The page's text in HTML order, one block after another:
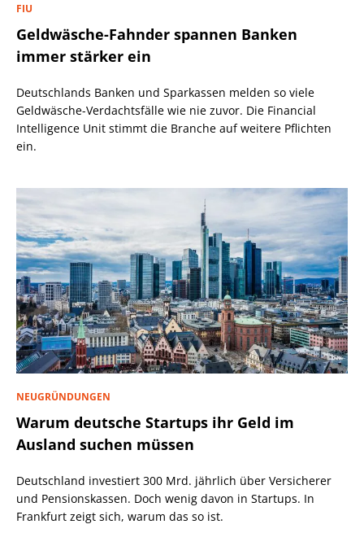
FIU
Geldwäsche-Fahnder spannen Banken
immer stärker ein
Deutschlands Banken und Sparkassen melden so viele
Geldwäsche-Verdachtsfälle wie nie zuvor. Die Financial
Intelligence Unit stimmt die Branche auf weitere Pflichten
ein.
NEUGRÜNDUNGEN
Warum deutsche Startups ihr Geld im
Ausland suchen müssen
Deutschland investiert 300 Mrd. jährlich über Versicherer
und Pensionskassen. Doch wenig davon in Startups. In
Frankfurt zeigt sich, warum das so ist.